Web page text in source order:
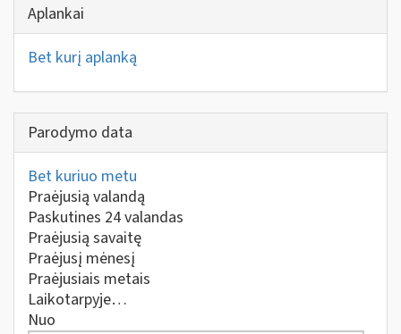
Aplankai
Bet kurį aplanką
Parodymo data
Bet kuriuo metu
Praėjusią valandą
Paskutines 24 valandas
Praėjusią savaitę
Praėjusį mėnesį
Praėjusiais metais
Laikotarpyje…
Nuo